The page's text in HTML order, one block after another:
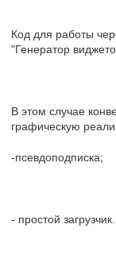
Код для работы
"Генератор
В этом случае
графическую
-псевдоподписка;
- простой загрузчик.